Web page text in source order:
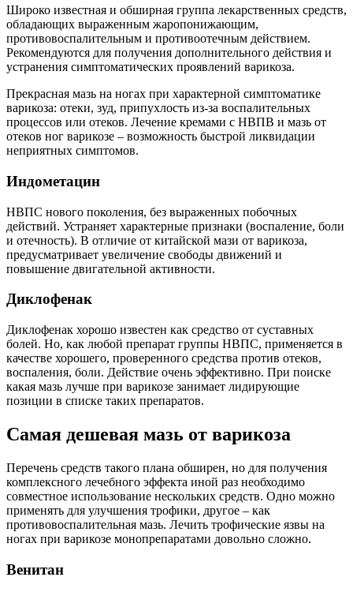
Широко известная и обширная группа лекарственных средств,
обладающих выраженным жаропонижающим,
противовоспалительным и противоотечным действием.
Рекомендуются для получения дополнительного действия и
устранения симптоматических проявлений варикоза.
Прекрасная мазь на ногах при характерной симптоматике
варикоза: отеки, зуд, припухлость из-за воспалительных
процессов или отеков. Лечение кремами с НВПВ и мазь от
отеков ног варикозе – возможность быстрой ликвидации
неприятных симптомов.
Индометацин
НВПС нового поколения, без выраженных побочных
действий. Устраняет характерные признаки (воспаление, боли
и отечность). В отличие от китайской мази от варикоза,
предусматривает увеличение свободы движений и
повышение двигательной активности.
Диклофенак
Диклофенак хорошо известен как средство от суставных
болей. Но, как любой препарат группы НВПС, применяется в
качестве хорошего, проверенного средства против отеков,
воспаления, боли. Действие очень эффективно. При поиске
какая мазь лучше при варикозе занимает лидирующие
позиции в списке таких препаратов.
Самая дешевая мазь от варикоза
Перечень средств такого плана обширен, но для получения
комплексного лечебного эффекта иной раз необходимо
совместное использование нескольких средств. Одно можно
применять для улучшения трофики, другое – как
противовоспалительная мазь. Лечить трофические язвы на
ногах при варикозе монопрепаратами довольно сложно.
Венитан